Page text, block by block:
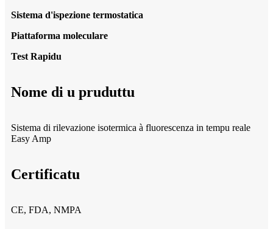
Sistema d'ispezione termostatica
Piattaforma moleculare
Test Rapidu
Nome di u pruduttu
Sistema di rilevazione isotermica à fluorescenza in tempu reale
Easy Amp
Certificatu
CE, FDA, NMPA